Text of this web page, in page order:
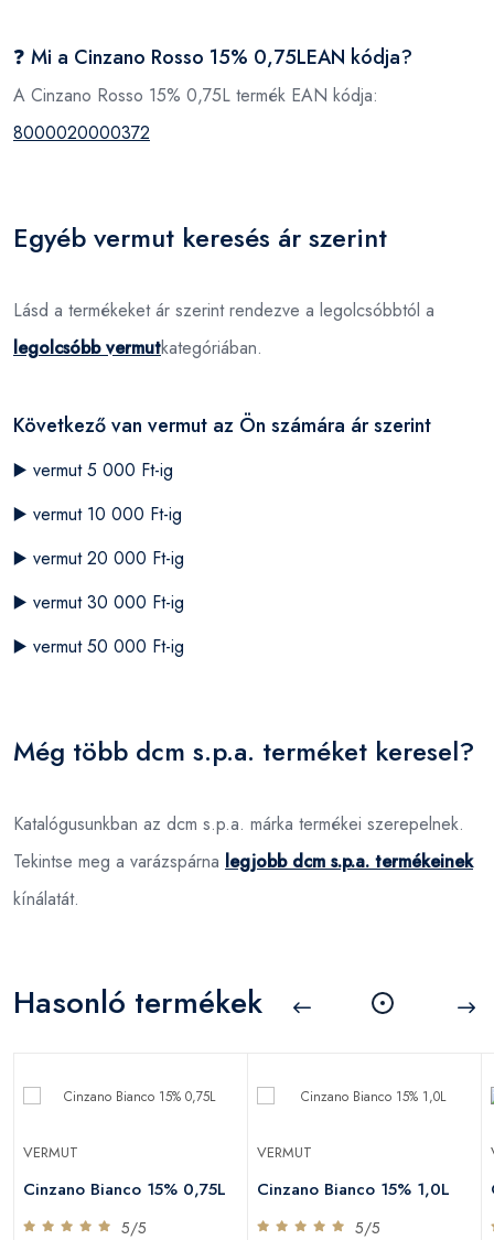
❓ Mi a Cinzano Rosso 15% 0,75LEAN kódja?
A Cinzano Rosso 15% 0,75L termék EAN kódja:
8000020000372
Egyéb vermut keresés ár szerint
Lásd a termékeket ár szerint rendezve a legolcsóbbtól a
legolcsóbb vermutkategóriában.
Következő van vermut az Ön számára ár szerint
▶️ vermut 5 000 Ft-ig
▶️ vermut 10 000 Ft-ig
▶️ vermut 20 000 Ft-ig
▶️ vermut 30 000 Ft-ig
▶️ vermut 50 000 Ft-ig
Még több dcm s.p.a. terméket keresel?
Katalógusunkban az dcm s.p.a. márka termékei szerepelnek.
Tekintse meg a varázspárna legjobb dcm s.p.a. termékeinek
kínálatát.
Hasonló termékek
VERMUT
Cinzano Bianco 15% 0,75L
5/5
VERMUT
Cinzano Bianco 15% 1,0L
5/5